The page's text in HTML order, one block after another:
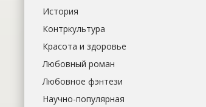
История
Контркультура
Красота и здоровье
Любовный роман
Любовное фэнтези
Научно-популярная